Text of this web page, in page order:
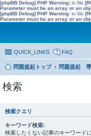
[phpBB Debug] PHP Warning: in file
Parameter must be an array or an
[phpBB Debug] PHP Warning: in file
Parameter must be an array or an
QUICK_LINKS FAQ
問題提起トップ 問題提起
検索
検索クエリ
キーワード検索:
検索したくない記事のキーワード